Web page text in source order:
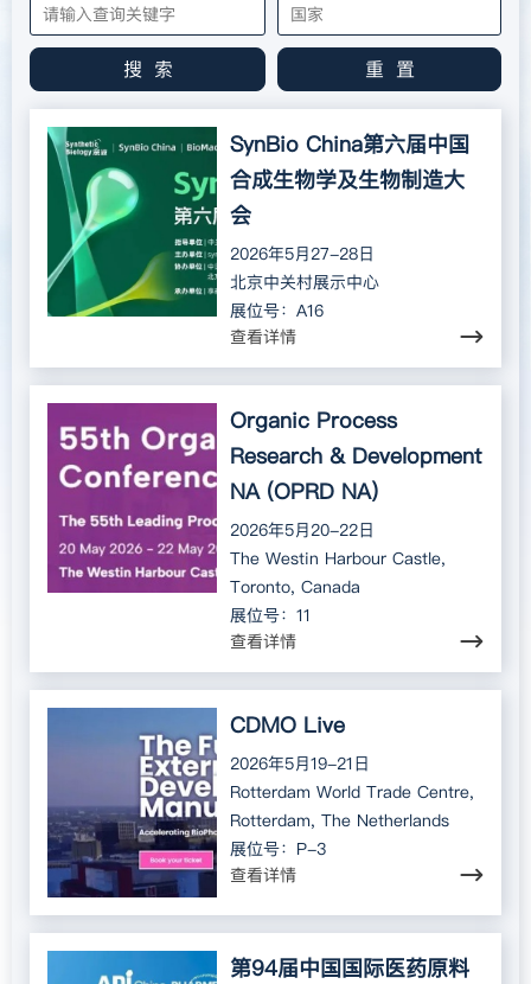
搜 索 重 置
SynBio China第六届中国
合成生物学及生物制造大
会
2026年5月27-28日
北京中关村展示中心
展位号：A16
查看详情
Organic Process
Research & Development
NA (OPRD NA)
2026年5月20-22日
The Westin Harbour Castle,
Toronto, Canada
展位号：11
查看详情
CDMO Live
2026年5月19-21日
Rotterdam World Trade Centre,
Rotterdam, The Netherlands
展位号：P-3
查看详情
第94届中国国际医药原料